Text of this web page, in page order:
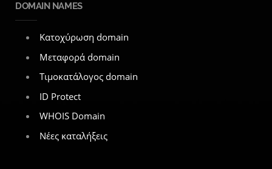
DOMAIN NAMES
Κατοχύρωση domain
Μεταφορά domain
Τιμοκατάλογος domain
ID Protect
WHOIS Domain
Νέες καταλήξεις